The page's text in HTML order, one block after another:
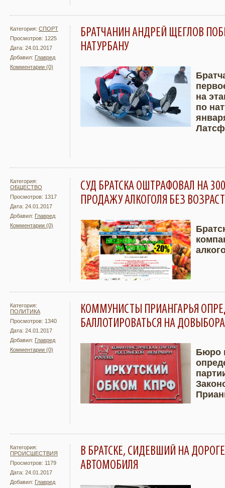
Категория: СПОРТ
Просмотров: 1225
Дата: 24.01.2017
Добавил: Главред
Комментарии (0)
БРАТЧАНИН АНДРЕЙ ЩЕГЛОВ
НАТУРБАНУ
Подробнее
на
по
Категория:
ОБЩЕСТВО
Просмотров: 1317
Дата: 24.01.2017
Добавил: Главред
Комментарии (0)
СУД БРАТСКА ОШТРАФОВАЛ НА
ПРОДАЖУ АЛКОГОЛЯ БЕЗ
Подробнее
Категория:
ПОЛИТИКА
Просмотров: 1340
Дата: 24.01.2017
Добавил: Главред
Комментарии (0)
КОММУНИСТЫ ПРИАНГАРЬЯ
БАЛЛОТИРОВАТЬСЯ НА
Подробнее
Бюро
Категория:
ПРОИСШЕСТВИЯ
Просмотров: 1179
Дата: 24.01.2017
Добавил: Главред
В БРАТСКЕ, СИДЕВШИЙ НА
АВТОМОБИЛЯ